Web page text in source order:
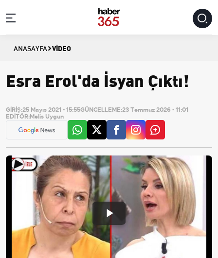
ANASAYFA VIDEO
Esra Erol'da İsyan Çıktı!
GİRİŞ:25 Mayıs 2021 - 15:55GÜNCELLEME:23 Temmuz 2026 - 11:01
EDİTÖR:Melis Uygun
Play
Video